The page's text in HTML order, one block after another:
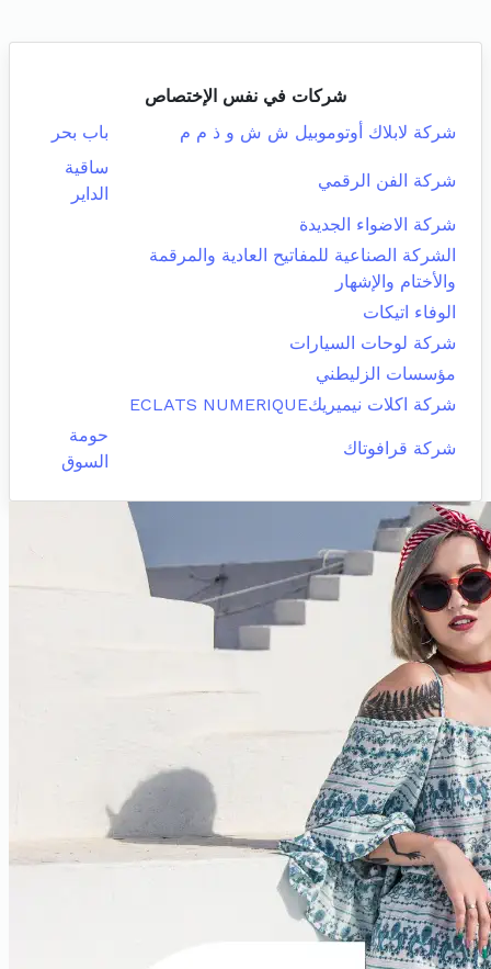
شركات في نفس الإختصاص
شركة لابلاك أوتوموبيل ش ش و ذ م م
باب بحر
شركة الفن الرقمي
ساقية
الداير
شركة الاضواء الجديدة
الشركة الصناعية للمفاتيح العادية والمرقمة
والأختام والإشهار
الوفاء اتيكات
شركة لوحات السيارات
مؤسسات الزليطني
شركة اكلات نيميريكECLATS NUMERIQUE
شركة قرافوتاك
حومة
السوق